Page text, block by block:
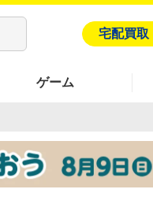
宅配買取
ゲーム